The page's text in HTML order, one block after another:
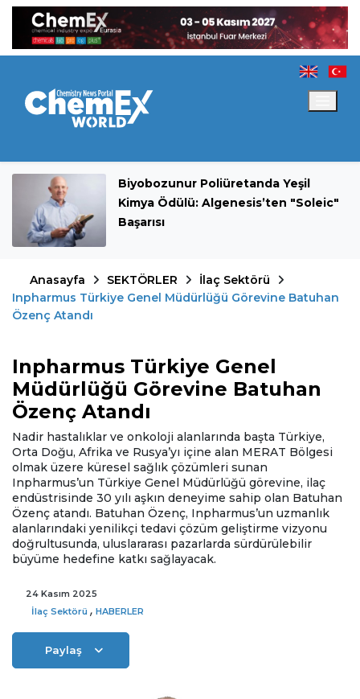
Biyobozunur Poliüretanda Yeşil
Kimya Ödülü: Algenesis’ten "Soleic"
Başarısı
Anasayfa SEKTÖRLER
İlaç Sektörü
Inpharmus Türkiye Genel Müdürlüğü Görevine Batuhan
Özenç Atandı
Inpharmus Türkiye Genel
Müdürlüğü Görevine Batuhan
Özenç Atandı
Nadir hastalıklar ve onkoloji alanlarında başta Türkiye,
Orta Doğu, Afrika ve Rusya’yı içine alan MERAT Bölgesi
olmak üzere küresel sağlık çözümleri sunan
Inpharmus’un Türkiye Genel Müdürlüğü görevine, ilaç
endüstrisinde 30 yılı aşkın deneyime sahip olan Batuhan
Özenç atandı. Batuhan Özenç, Inpharmus’un uzmanlık
alanlarındaki yenilikçi tedavi çözüm geliştirme vizyonu
doğrultusunda, uluslararası pazarlarda sürdürülebilir
büyüme hedefine katkı sağlayacak.
24 Kasım 2025
İlaç Sektörü , HABERLER
Paylaş